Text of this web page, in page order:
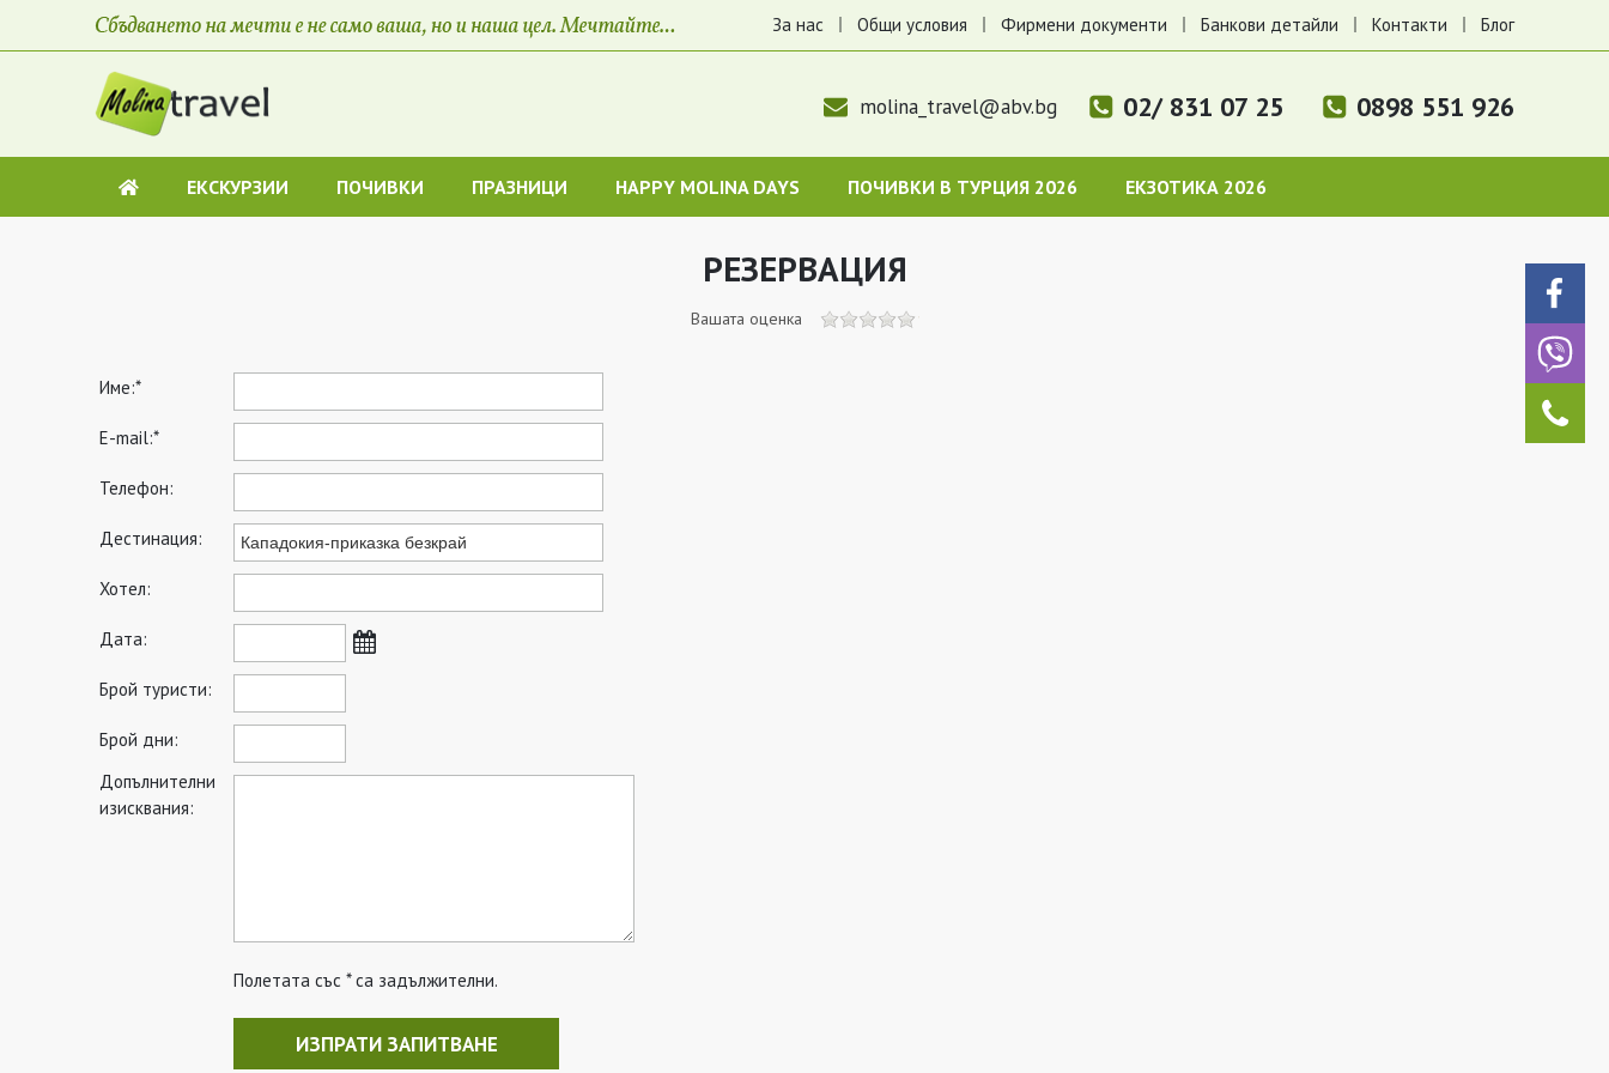
За нас Общи условия Фирмени документи Банкови детайли Контакти Блог
02/ 831 07 25 0898 551 926
molina_travel@abv.bg
ЕКСКУРЗИИ ПОЧИВКИ ПРАЗНИЦИ HAPPY MOLINA DAYS ПОЧИВКИ В ТУРЦИЯ 2026 ЕКЗОТИКА 2026
РЕЗЕРВАЦИЯ
Вашата оценка
Име:*
E-mail:*
Телефон:
Дестинация:
Хотел:
Дата:
Брой туристи:
Брой дни:
Допълнителни
изисквания:
Полетата със * са задължителни.